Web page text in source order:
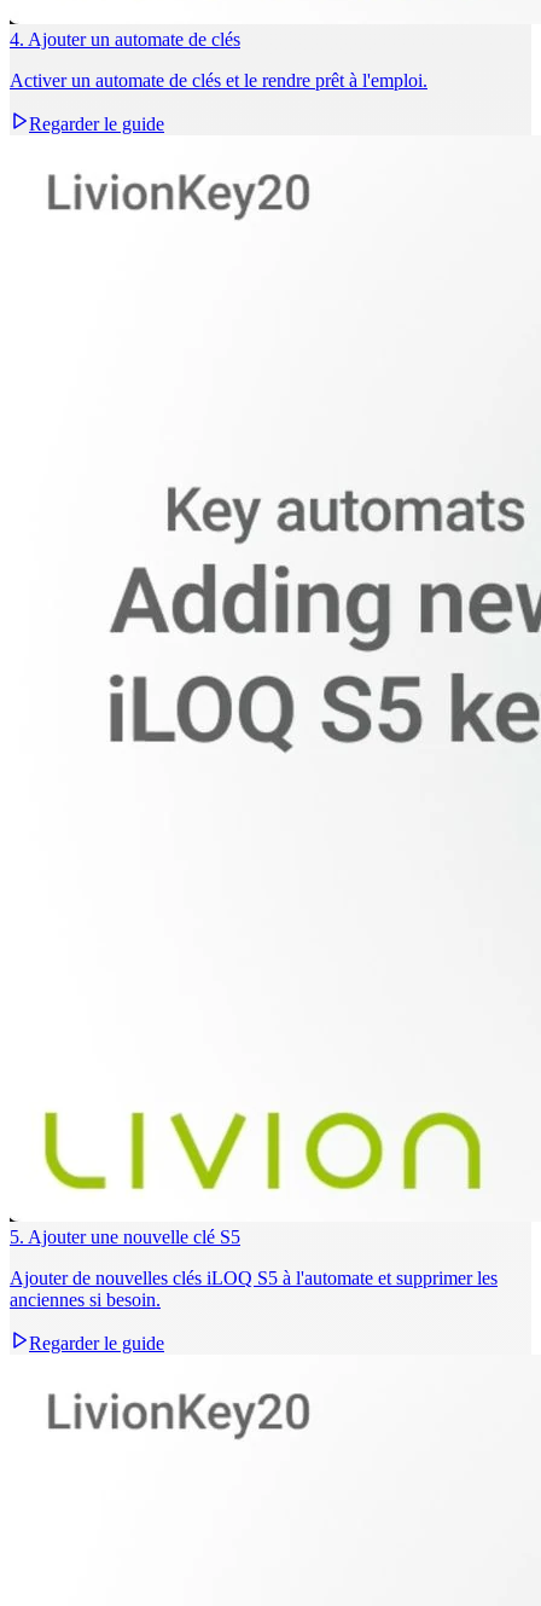
4. Ajouter un automate de clés
Activer un automate de clés et le rendre prêt à l'emploi.
Regarder le guide
5. Ajouter une nouvelle clé S5
Ajouter de nouvelles clés iLOQ S5 à l'automate et supprimer les
anciennes si besoin.
Regarder le guide